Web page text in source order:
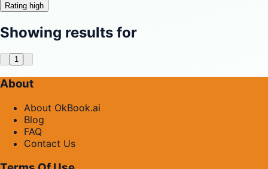
Rating high
Showing results for
1
About
About OkBook.ai
Blog
FAQ
Contact Us